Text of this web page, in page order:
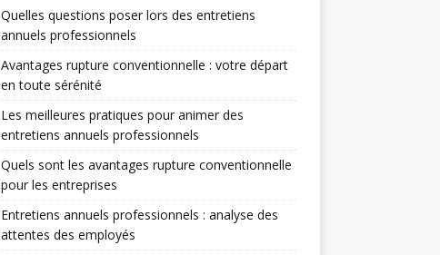
Quelles questions poser lors des entretiens
annuels professionnels
Avantages rupture conventionnelle : votre départ
en toute sérénité
Les meilleures pratiques pour animer des
entretiens annuels professionnels
Quels sont les avantages rupture conventionnelle
pour les entreprises
Entretiens annuels professionnels : analyse des
attentes des employés